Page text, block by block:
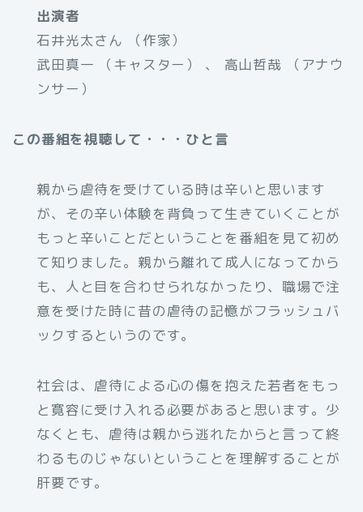
出演者
石井光太さん （作家）
武田真一 （キャスター） 、 高山哲哉 （アナウ
ンサー）
この番組を視聴して・・・ひと言
親から虐待を受けている時は辛いと思います
が、その辛い体験を背負って生きていくことが
もっと辛いことだということを番組を見て初め
て知りました。親から離れて成人になってから
も、人と目を合わせられなかったり、職場で注
意を受けた時に昔の虐待の記憶がフラッシュバ
ックするというのです。
社会は、虐待による心の傷を抱えた若者をもっ
と寛容に受け入れる必要があると思います。少
なくとも、虐待は親から逃れたからと言って終
わるものじゃないということを理解することが
肝要です。